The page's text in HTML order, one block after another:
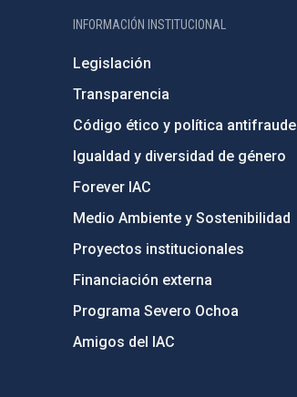
INFORMACIÓN INSTITUCIONAL
Legislación
Transparencia
Código ético y política antifraude
Igualdad y diversidad de género
Forever IAC
Medio Ambiente y Sostenibilidad
Proyectos institucionales
Financiación externa
Programa Severo Ochoa
Amigos del IAC